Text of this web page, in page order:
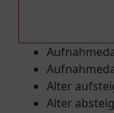
Alter
Alter